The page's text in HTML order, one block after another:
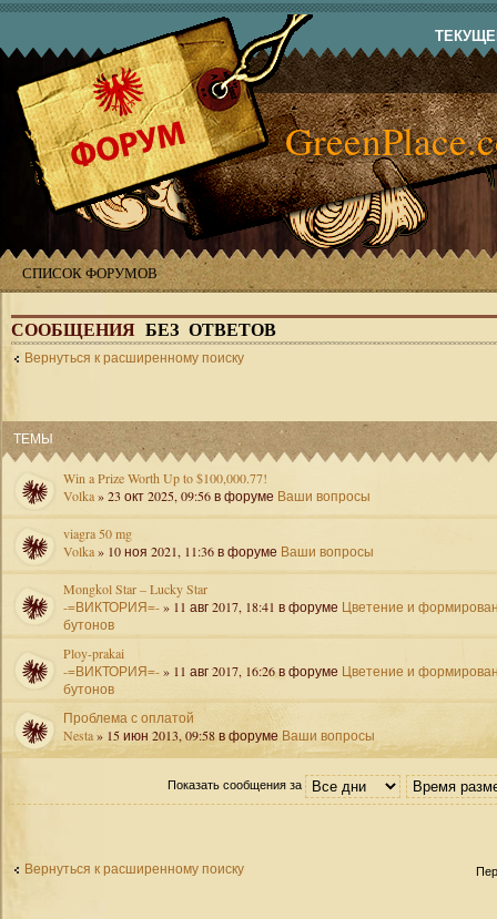
СПИСОК ФОРУМОВ
СООБЩЕНИЯ БЕЗ ОТВЕТОВ
Вернуться к расширенному поиску
ТЕМЫ
Win a Prize Worth Up to $100,000.77!
Volka» 23 окт 2025, 09:56 в форуме Ваши вопросы
viagra 50 mg
Volka» 10 ноя 2021, 11:36 в форуме Ваши вопросы
Mongkol Star – Lucky Star
-=ВИКТОРИЯ=-» 11 авг 2017, 18:41 в форуме Цветение и
бутонов
Ploy-prakai
-=ВИКТОРИЯ=-» 11 авг 2017, 16:26 в форуме Цветение и
бутонов
Проблема с оплатой
Nesta» 15 июн 2013, 09:58 в форуме Ваши вопросы
Показать сообщения за
Вернуться к расширенному поиску